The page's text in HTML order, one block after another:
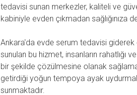
tedavisi sunan merkezler, kaliteli ve
kabiniyle evden çıkmadan sağlığınıza
Ankara'da evde serum tedavisi giderek
sunulan bu hizmet, insanların rahatlığı
bir şekilde çözülmesine olanak
getirdiği yoğun tempoya ayak
sunmaktadır.